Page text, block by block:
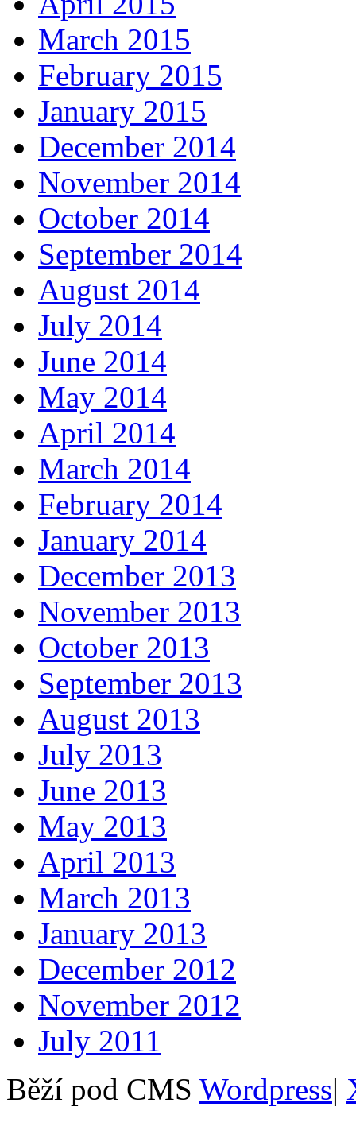
March 2015
February 2015
January 2015
December 2014
November 2014
October 2014
September 2014
August 2014
July 2014
June 2014
May 2014
April 2014
March 2014
February 2014
January 2014
December 2013
November 2013
October 2013
September 2013
August 2013
July 2013
June 2013
May 2013
April 2013
March 2013
January 2013
December 2012
November 2012
July 2011
Běží pod CMS Wordpress|